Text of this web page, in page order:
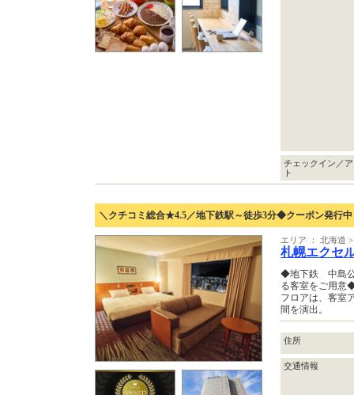
チェックイン／
ト
＼クチコミ総合★4.5／地下鉄駅～徒歩3分◆クーポン発行中
エリア ： 北海道
札幌エクセ
◆地下鉄 中島公
る客室をご用意
フロアは、客室
間を演出。
住所
交通情報